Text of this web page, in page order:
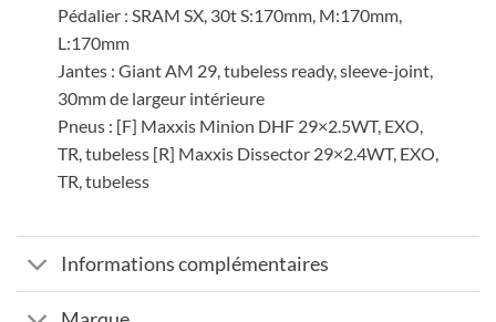
Pédalier : SRAM SX, 30t S:170mm, M:170mm,
L:170mm
Jantes : Giant AM 29, tubeless ready, sleeve-joint,
30mm de largeur intérieure
Pneus : [F] Maxxis Minion DHF 29×2.5WT, EXO,
TR, tubeless [R] Maxxis Dissector 29×2.4WT, EXO,
TR, tubeless
Informations complémentaires